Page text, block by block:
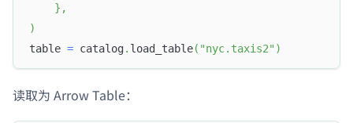
} ,
)
table = catalog. load_table( "nyc.taxis2" )
读取为 Arrow Table：